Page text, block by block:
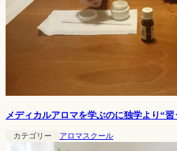
メディカルアロマを学ぶのに独学より“習
カテゴリー アロマスクール